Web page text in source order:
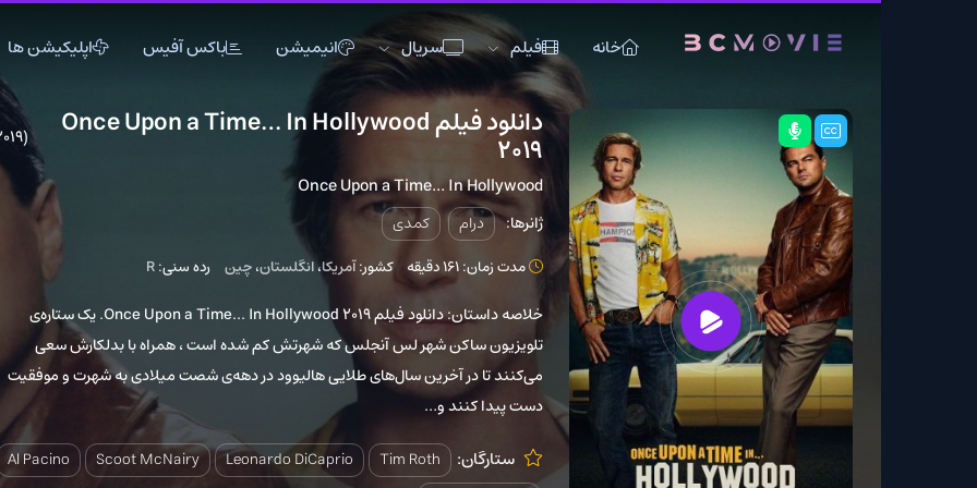
خانه فیلم
اکشن انیمیشن
خانوادگی
دلهره آور
عاشقانه
فانتزی
ماجراجویی
مستند
موزیک
موزیکال
سریال
اکشن
فانتزی
ماجراجویی
موزیک
انیمیشن باکس آفیس اپلیکیشن ها
دانلود فیلم Once Upon a Time… In Hollywood
2019
Once Upon a Time... In Hollywood
ژانرها: درام کمدی
مدت زمان: 161 دقیقه کشور:آمریکا،انگلستان،چین رده سنی:R
خلاصه داستان: دانلود فیلم Once Upon a Time... In Hollywood 2019. یک ستاره‌ی
تلویزیون ساکن شهر لس آنجلس که شهرتش کم شده است ، همراه با بدلکارش سعی
می‌کنند تا در آخرین سال‌های طلایی هالیوود در دهه‌ی شصت میلادی به شهرت و موفقیت
دست پیدا کنند و…
ستارگان: Tim Roth
Leonardo DiCaprio
Scoot McNairy
Al Pacino